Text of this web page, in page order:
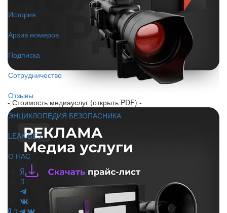
История
Архив номеров
Подписка
Сотрудничество
Отзывы
ЭНЦИКЛОПЕДИЯ БЕЗОПАСНИКА
LEAK-БЕЗ
О НАС
- Стоимость медиауслуг (открыть PDF) -